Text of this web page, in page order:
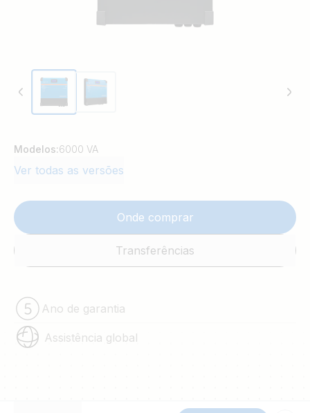
Modelos:6000 VA
Ver todas as versões
Onde comprar
Transferências
Ano de garantia
Assistência global